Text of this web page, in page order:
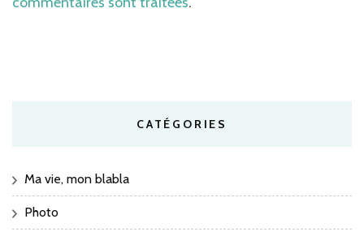
CATÉGORIES
Ma vie, mon blabla
Photo